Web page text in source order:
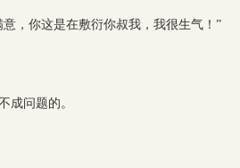
，你这是在敷衍你叔我，我很生气！”
成问题的。